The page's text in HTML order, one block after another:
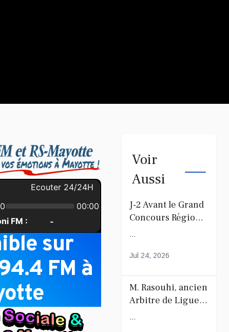
sur
FM à
Voir
Aussi
J-2 Avant le Grand
Concours Régional
...
Jul 24, 2026
M. Rasouhi, ancien
Arbitre de Ligue
...